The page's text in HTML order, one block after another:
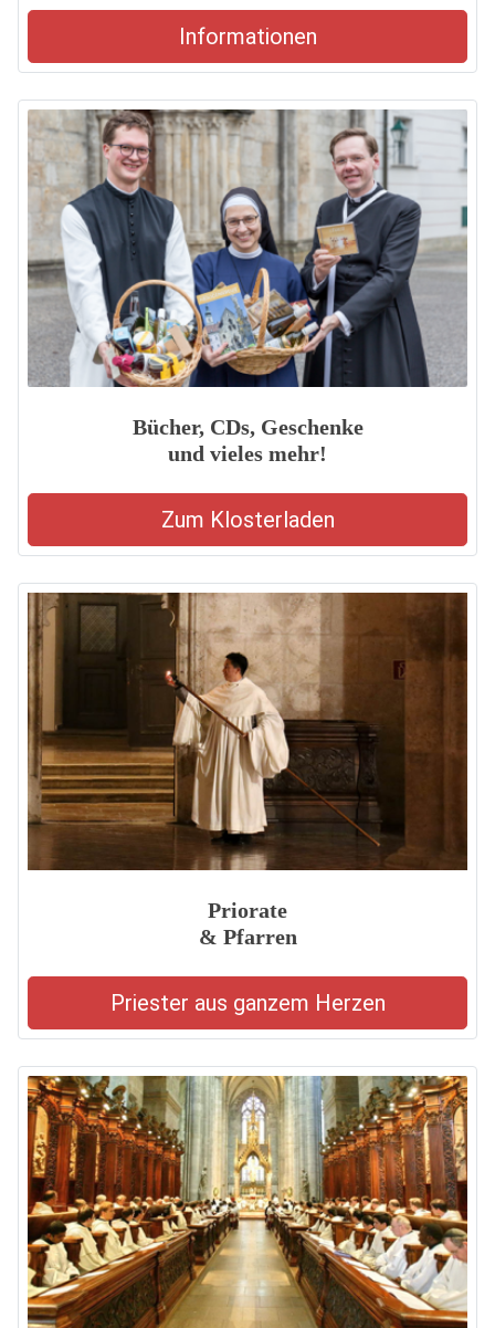
Informationen
Bücher, CDs, Geschenke
und vieles mehr!
Zum Klosterladen
Priorate
& Pfarren
Priester aus ganzem Herzen